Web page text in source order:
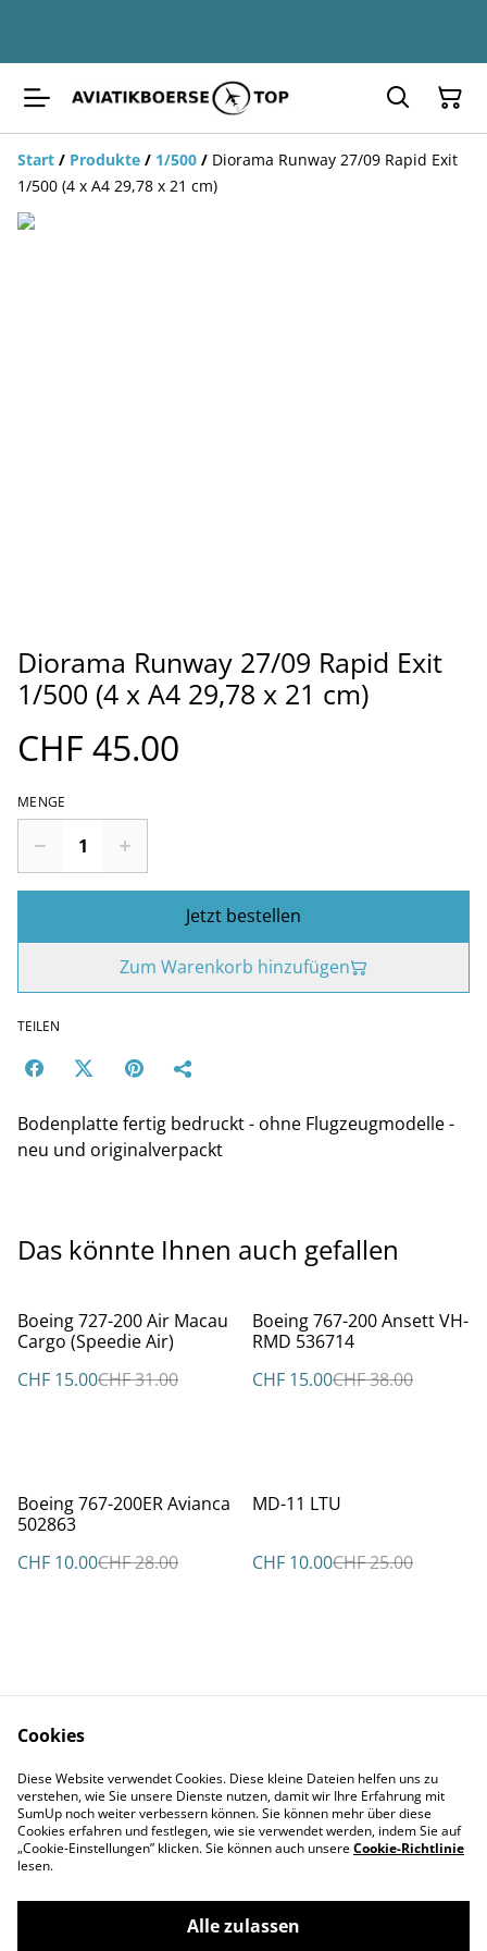
Start / Produkte / 1/500 / Diorama Runway 27/09 Rapid Exit
1/500 (4 x A4 29,78 x 21 cm)
Diorama Runway 27/09 Rapid Exit
1/500 (4 x A4 29,78 x 21 cm)
CHF 45.00
MENGE
Jetzt bestellen
Zum Warenkorb hinzufügen
TEILEN
Bodenplatte fertig bedruckt - ohne Flugzeugmodelle -
neu und originalverpackt
Das könnte Ihnen auch gefallen
%
Boeing 727-200 Air Macau
Cargo (Speedie Air)
CHF 15.00CHF 31.00
%
Boeing 767-200 Ansett VH-
RMD 536714
CHF 15.00CHF 38.00
%
Boeing 767-200ER Avianca
502863
CHF 10.00CHF 28.00
%
MD-11 LTU
CHF 10.00CHF 25.00
Datenschutz
Cookie Policy
Impressum
Cookies
Diese Website verwendet Cookies. Diese kleine Dateien helfen uns zu
verstehen, wie Sie unsere Dienste nutzen, damit wir Ihre Erfahrung mit
SumUp noch weiter verbessern können. Sie können mehr über diese
Cookies erfahren und festlegen, wie sie verwendet werden, indem Sie auf
„Cookie-Einstellungen” klicken. Sie können auch unsereCookie-Richtlinie
lesen.
Alle zulassen